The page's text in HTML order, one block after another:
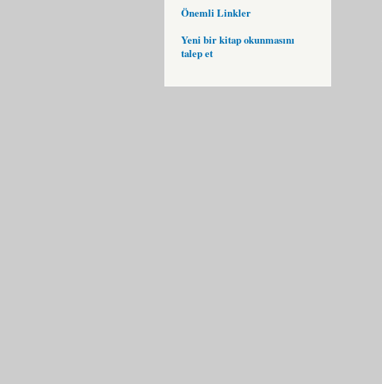
Önemli Linkler
Yeni bir kitap okunmasını
talep et